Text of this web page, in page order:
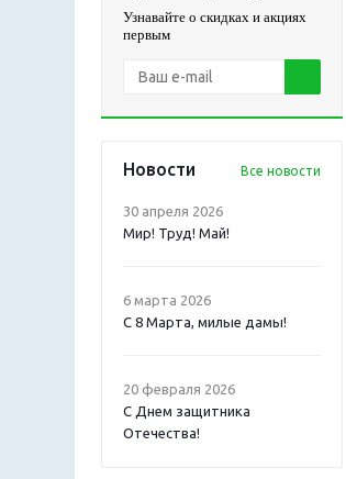
Узнавайте о скидках и акциях
первым
Новости Все новости
30 апреля 2026
Мир! Труд! Май!
6 марта 2026
С 8 Марта, милые дамы!
20 февраля 2026
С Днем защитника
Отечества!